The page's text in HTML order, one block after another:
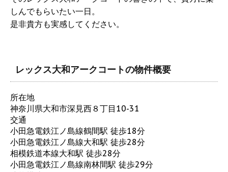
しんでもらいたい一日。
是非貴方も実感してください。
レックス大和アークコートの物件概要
所在地
神奈川県大和市深見西８丁目10-31
交通
小田急電鉄江ノ島線鶴間駅 徒歩18分
小田急電鉄江ノ島線大和駅 徒歩28分
相模鉄道本線大和駅 徒歩28分
小田急電鉄江ノ島線南林間駅 徒歩29分